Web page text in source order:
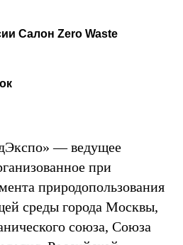
Салон Zero Waste
— ведущее
при
природопользования
среды города Москвы,
союза, Союза